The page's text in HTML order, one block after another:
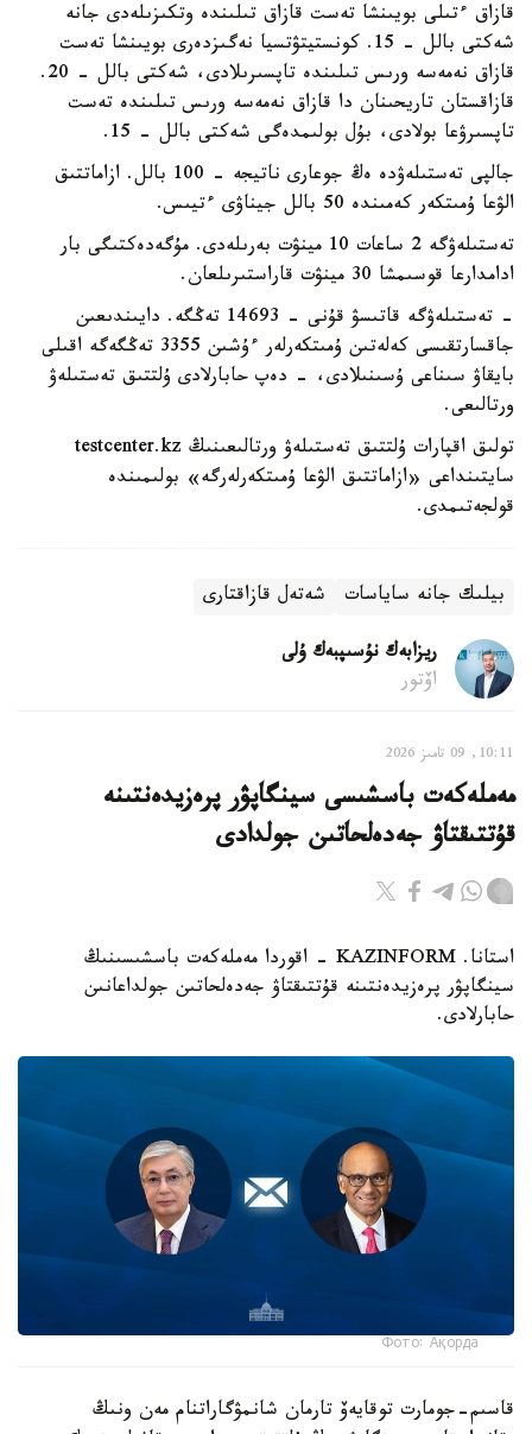
قازاق ءتىلى بويىنشا تەست قازاق تىلىندە وتكىزىلەدى جانە
شەكتى بالل - 15. كونستيتۋتسيا نەگىزدەرى بويىنشا تەست
قازاق نەمەسە ورىس تىلىندە تاپسىرىلادى، شەكتى بالل - 20.
قازاقستان تاريحىنان دا قازاق نەمەسە ورىس تىلىندە تەست
تاپسىرۋعا بولادى، بۇل بولىمدەگى شەكتى بالل - 15.
جالپى تەستىلەۋدە ەڭ جوعارى ناتيجە - 100 بالل. ازاماتتىق
الۋعا ۇمىتكەر كەمىندە 50 بالل جيناۋى ءتيىس.
تەستىلەۋگە 2 ساعات 10 مينۋت بەرىلەدى. مۇگەدەكتىگى بار
ادامدارعا قوسىمشا 30 مينۋت قاراستىرىلعان.
- تەستىلەۋگە قاتىسۋ قۇنى - 14693 تەڭگە. دايىندىعىن
جاقسارتقىسى كەلەتىن ۇمىتكەرلەر ءۇشىن 3355 تەڭگەگە اقىلى
بايقاۋ سىناعى ۇسىنىلادى، - دەپ حابارلادى ۇلتتىق تەستىلەۋ
ورتالىعى.
تولىق اقپارات ۇلتتىق تەستىلەۋ ورتالىعىنىڭ testcenter.kz
سايتىنداعى «ازاماتتىق الۋعا ۇمىتكەرلەرگە» بولىمىندە
قولجەتىمدى.
بيلىك جانە ساياسات شەتەل قازاقتارى
ريزابەك نۇسىپبەك ۇلى
اۆتور
10:11, 09 تامىز 2026
مەملەكەت باسشىسى سينگاپۋر پرەزيدەنتىنە
قۇتتىقتاۋ جەدەلحاتىن جولدادى
استانا. KAZINFORM - اقوردا مەملەكەت باسشىسىنىڭ
سينگاپۋر پرەزيدەنتىنە قۇتتىقتاۋ جەدەلحاتىن جولداعانىن
حابارلادى.
Фото: Ақорда
قاسىم-جومارت توقايەۆ تارمان شانمۋگاراتنام مەن ونىڭ